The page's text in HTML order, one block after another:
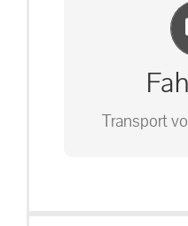
Bitte unter
auf:
Transport